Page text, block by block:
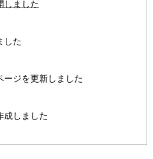
しました
した
ージを更新しました
成しました